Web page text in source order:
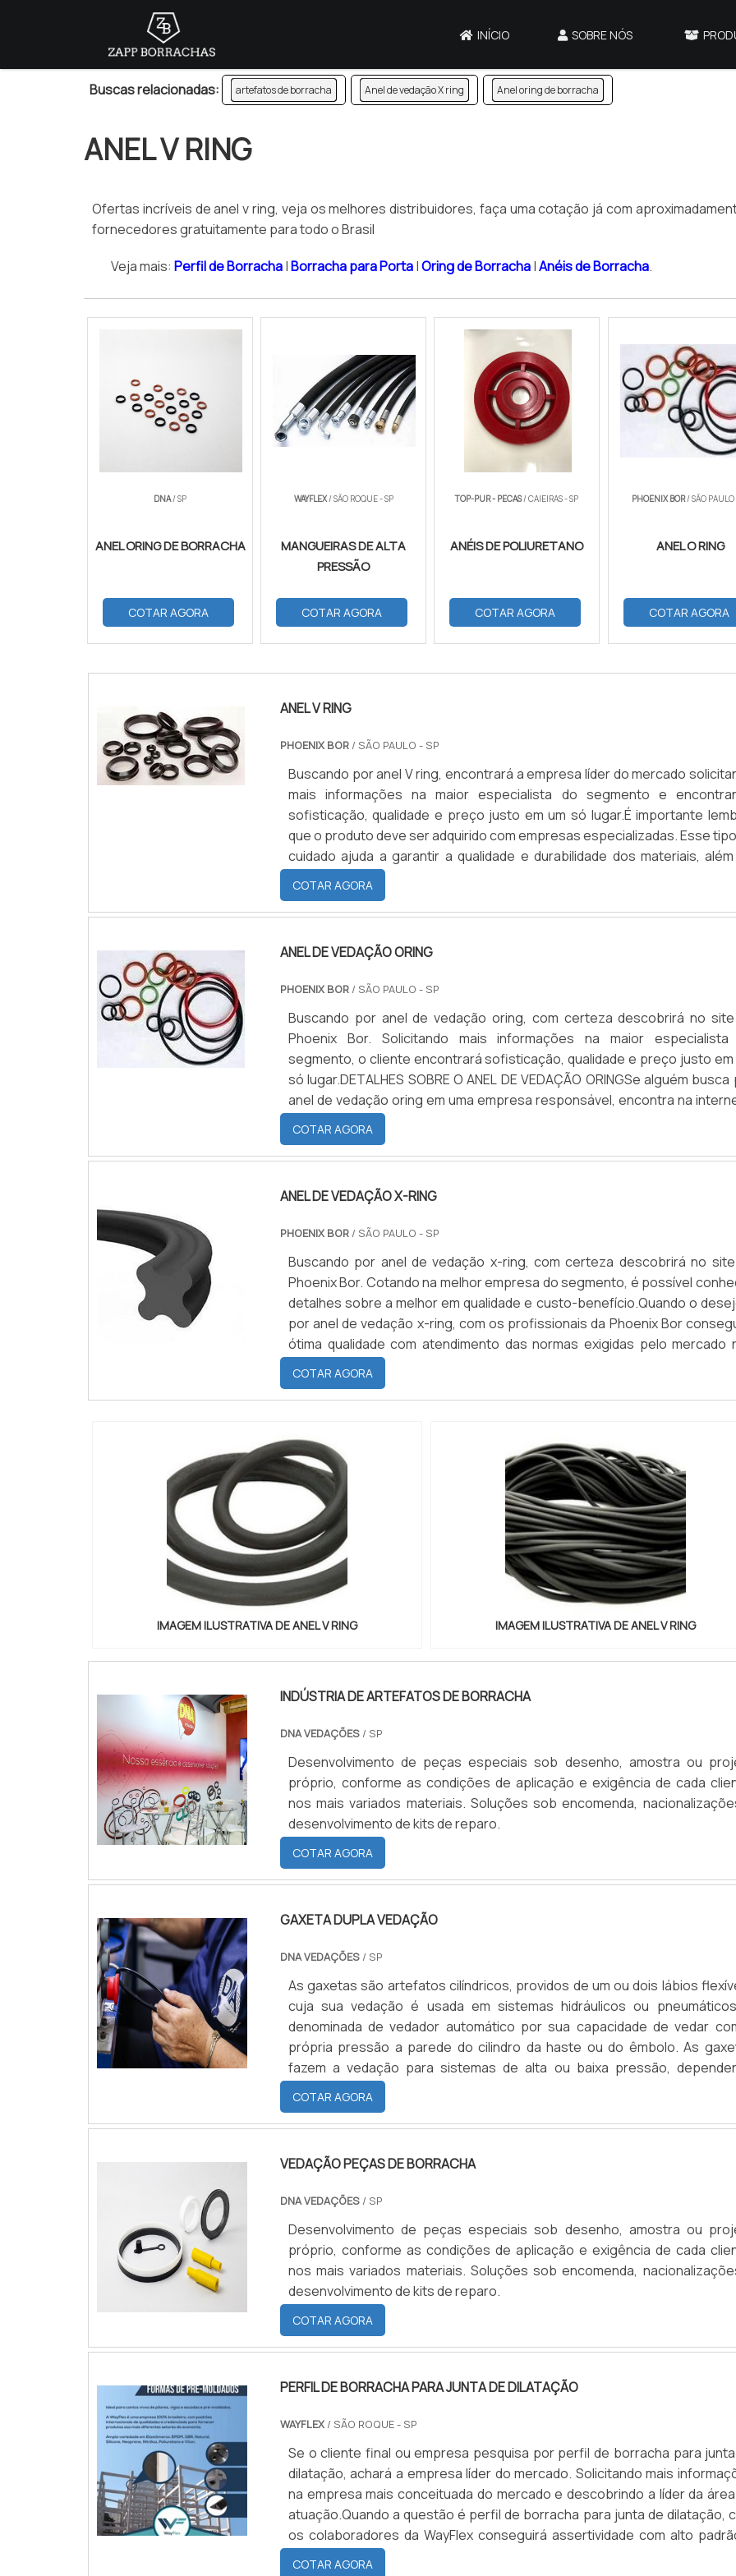
INÍCIO SOBRE NÓS
Buscas relacionadas: artefatos de borracha Anel de vedação X ring Anel oring de borracha
ANEL V RING
Ofertas incríveis de anel v ring, veja os melhores distribuidores, faça uma cotação já com
fornecedores gratuitamente para todo o Brasil
Veja mais: Perfil de Borracha|Borracha para Porta|Oring de Borracha|Anéis de Borracha.
DNA/ SP
ANEL ORING DE BORRACHA
COTAR AGORA
WAYFLEX/ SÃO ROQUE - SP
MANGUEIRAS DE ALTA
PRESSÃO
COTAR AGORA
TOP-PUR - PECAS/ CAIEIRAS - SP
ANÉIS DE POLIURETANO
COTAR AGORA
PHOENIX BOR/ SÃO PAULO
ANEL O RING
COTAR AGORA
ANEL V RING
PHOENIX BOR / SÃO PAULO - SP
Buscando por anel V ring, encontrará a empresa líder do mercado
mais informações na maior especialista do segmento e
sofisticação, qualidade e preço justo em um só lugar.É importante
que o produto deve ser adquirido com empresas especializadas. Esse
cuidado ajuda a garantir a qualidade e durabilidade dos materiais,
evitar prejuízos com substituições frequentes de peças defeituosas.
...
COTAR AGORA
ANEL DE VEDAÇÃO ORING
PHOENIX BOR / SÃO PAULO - SP
Buscando por anel de vedação oring, com certeza descobrirá no
Phoenix Bor. Solicitando mais informações na maior especialista
segmento, o cliente encontrará sofisticação, qualidade e preço justo em
só lugar.DETALHES SOBRE O ANEL DE VEDAÇÃO ORINGSe alguém
anel de vedação oring em uma empresa responsável, encontra na
Phoenix Bor. A empresa trabalha com vedações industriais e peças
em borracha, o...
COTAR AGORA
ANEL DE VEDAÇÃO X-RING
PHOENIX BOR / SÃO PAULO - SP
Buscando por anel de vedação x-ring, com certeza descobrirá no
Phoenix Bor. Cotando na melhor empresa do segmento, é possível
detalhes sobre a melhor em qualidade e custo-benefício.Quando o
por anel de vedação x-ring, com os profissionais da Phoenix Bor
ótima qualidade com atendimento das normas exigidas pelo mercado
requisitos, especificações e, principalmente, nas exigências
clientes.MAIS I...
COTAR AGORA
IMAGEM ILUSTRATIVA DE ANEL V RING IMAGEM ILUSTRATIVA DE ANEL V RING
INDÚSTRIA DE ARTEFATOS DE BORRACHA
DNA VEDAÇÕES/ SP
Desenvolvimento de peças especiais sob desenho, amostra ou
próprio, conforme as condições de aplicação e exigência de cada
nos mais variados materiais. Soluções sob encomenda,
desenvolvimento de kits de reparo.
COTAR AGORA
GAXETA DUPLA VEDAÇÃO
DNA VEDAÇÕES/ SP
As gaxetas são artefatos cilíndricos, providos de um ou dois lábios
cuja sua vedação é usada em sistemas hidráulicos ou
denominada de vedador automático por sua capacidade de vedar
própria pressão a parede do cilindro da haste ou do êmbolo. As
fazem a vedação para sistemas de alta ou baixa pressão,
apenas da dureza do seu material e sua aplicação. De modo geral, as
não requerem cuidados para seu ajuste, mas quanto à montagem deve-
verificar toda a extensão entre a aresta de vedação e as regiões a
COTAR AGORA
VEDAÇÃO PEÇAS DE BORRACHA
DNA VEDAÇÕES/ SP
Desenvolvimento de peças especiais sob desenho, amostra ou
próprio, conforme as condições de aplicação e exigência de cada
nos mais variados materiais. Soluções sob encomenda,
desenvolvimento de kits de reparo.
COTAR AGORA
PERFIL DE BORRACHA PARA JUNTA DE DILATAÇÃO
WAYFLEX/ SÃO ROQUE - SP
Se o cliente final ou empresa pesquisa por perfil de borracha para
dilatação, achará a empresa líder do mercado. Solicitando mais
na empresa mais conceituada do mercado e descobrindo a líder da
atuação.Quando a questão é perfil de borracha para junta de dilatação,
os colaboradores da WayFlex conseguirá assertividade com alto
durabilidade.IMPORTANTES DE PERFIL DE BORRACHA PARA JUNTA
COTAR AGORA